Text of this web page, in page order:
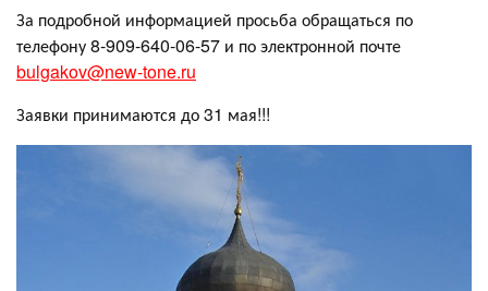
За подробной информацией просьба обращаться по
телефону 8-909-640-06-57 и по электронной почте
bulgakov@new-tone.ru
Заявки принимаются до 31 мая!!!